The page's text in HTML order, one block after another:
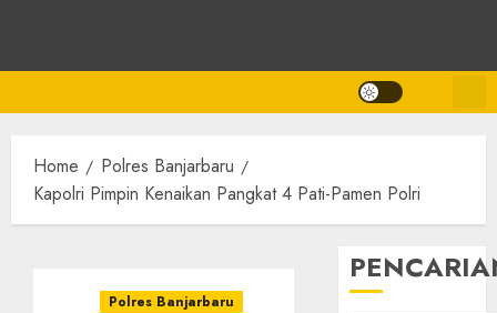
Home
Polres Banjarbaru
Kapolri Pimpin Kenaikan Pangkat 4 Pati-Pamen Polri
Polres Banjarbaru